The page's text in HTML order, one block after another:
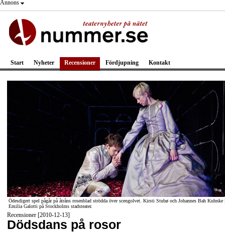
Annons
Start Nyheter Recensioner Fördjupning Kontakt
Ödesdigert spel pågår på åtråns rosenblad strödda över scengolvet. Kirsti Stubø och Johannes Bah Kuhnke
Emilia Galotti på Stockholms stadsteater.
Recensioner [2010-12-13]
Dödsdans på rosor